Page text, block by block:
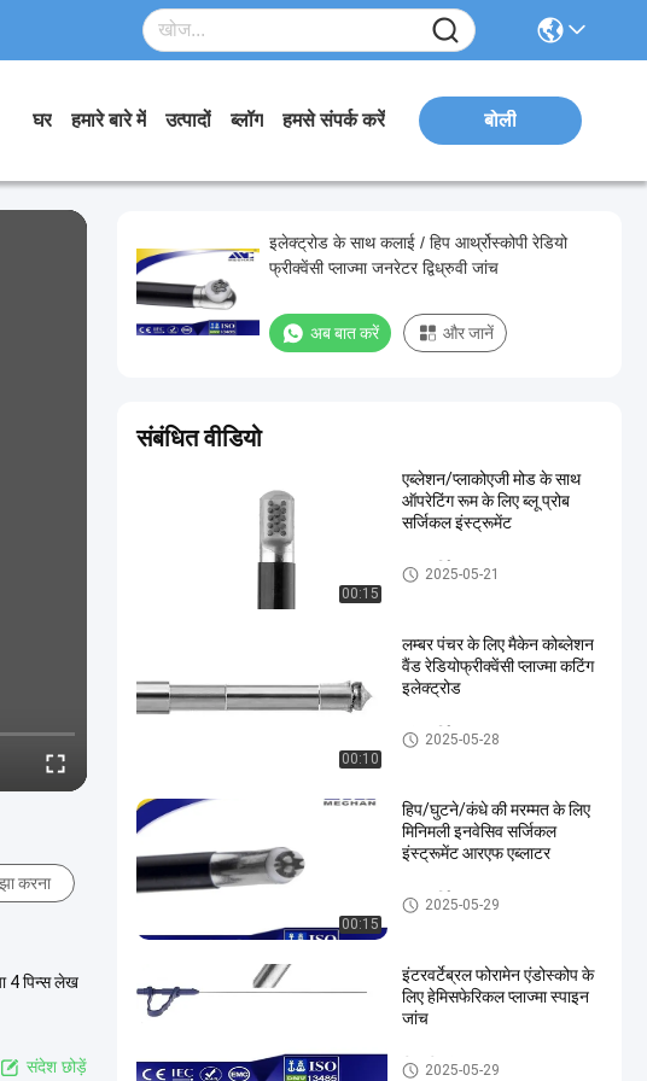
घर हमारे बारे में उत्पादों ब्लॉग हमसे संपर्क करें बोली
करना
4 पिन्स लेख
संदेश छोड़ें
इलेक्ट्रोड के साथ कलाई / हिप आर्थ्रोस्कोपी रेडियो
फ्रीक्वेंसी प्लाज्मा जनरेटर द्विध्रुवी जांच
अब बात करें और जानें
संबंधित वीडियो
00:15
एब्लेशन/प्लाकोएजी मोड के साथ
ऑपरेटिंग रूम के लिए ब्लू प्रोब
सर्जिकल इंस्ट्रूमेंट
जांच सर्जिकल उपकरण
2025-05-21
00:10
लम्बर पंचर के लिए मैकेन कोब्लेशन
वैंड रेडियोफ्रीक्वेंसी प्लाज्मा कटिंग
इलेक्ट्रोड
जांच सर्जिकल उपकरण
2025-05-28
00:15
हिप/घुटने/कंधे की मरम्मत के लिए
मिनिमली इनवेसिव सर्जिकल
इंस्ट्रूमेंट आरएफ एब्लाटर
जांच सर्जिकल उपकरण
2025-05-29
इंटरवर्टेब्रल फोरामेन एंडोस्कोप के
लिए हेमिसफेरिकल प्लाज्मा स्पाइन
जांच
रीढ़ की जांच
2025-05-29